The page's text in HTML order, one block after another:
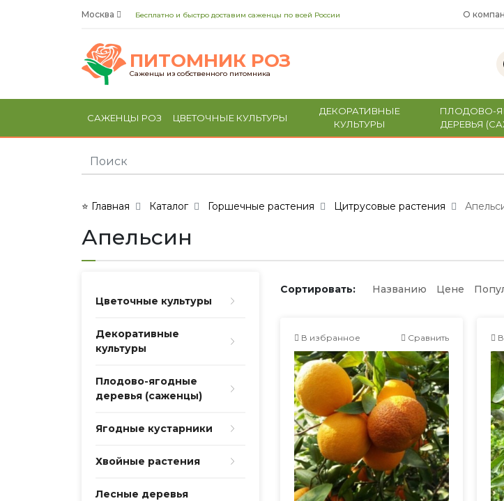
Москва Бесплатно и быстро доставим саженцы по всей России О
ПИТОМНИК РОЗ
Саженцы из собственного питомника
САЖЕНЦЫ РОЗ ЦВЕТОЧНЫЕ КУЛЬТУРЫ
ДЕКОРАТИВНЫЕ
КУЛЬТУРЫ
ПЛОДОВО-
ДЕРЕВЬЯ
⭐ Главная Каталог Горшечные растения Цитрусовые растения
Апельсин
Цветочные культуры
Декоративные
культуры
Плодово-ягодные
деревья (саженцы)
Ягодные кустарники
Хвойные растения
Лесные деревья
Сортировать: Названию Цене
В избранное Сравнить